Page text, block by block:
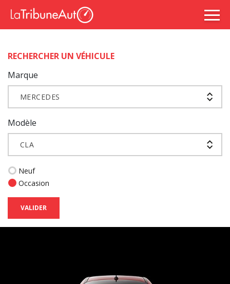
RECHERCHER UN VÉHICULE
Marque
MERCEDES
Modèle
CLA
Neuf
Occasion
VALIDER